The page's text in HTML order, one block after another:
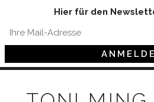
Hier für den